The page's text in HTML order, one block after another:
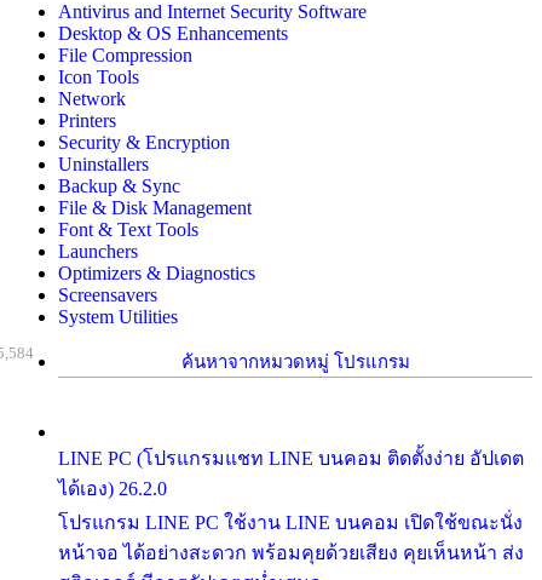
Antivirus and Internet Security Software
Desktop & OS Enhancements
File Compression
Icon Tools
Network
Printers
Security & Encryption
Uninstallers
Backup & Sync
File & Disk Management
Font & Text Tools
Launchers
Optimizers & Diagnostics
Screensavers
System Utilities
ค้นหาจากหมวดหมู่ โปรแกรม
LINE PC (โปรแกรมแชท LINE บนคอม ติดตั้งง่าย อัปเดต
ได้เอง) 26.2.0
โปรแกรม LINE PC ใช้งาน LINE บนคอม เปิดใช้ขณะนั่ง
หน้าจอ ได้อย่างสะดวก พร้อมคุยด้วยเสียง คุยเห็นหน้า ส่ง